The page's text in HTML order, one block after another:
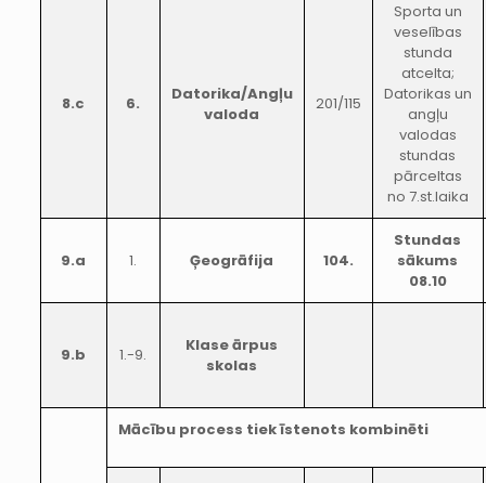
8.c 6.
Datorika/Angļu
valoda
201/115
Sporta un
veselības
stunda
atcelta;
Datorikas un
angļu
valodas
stundas
pārceltas
no 7.st.laika
9.a 1. Ģeogrāfija 104.
Stundas
sākums
08.10
9.b 1.-9.
Klase ārpus
skolas
Mācību process tiek īstenots kombinēti